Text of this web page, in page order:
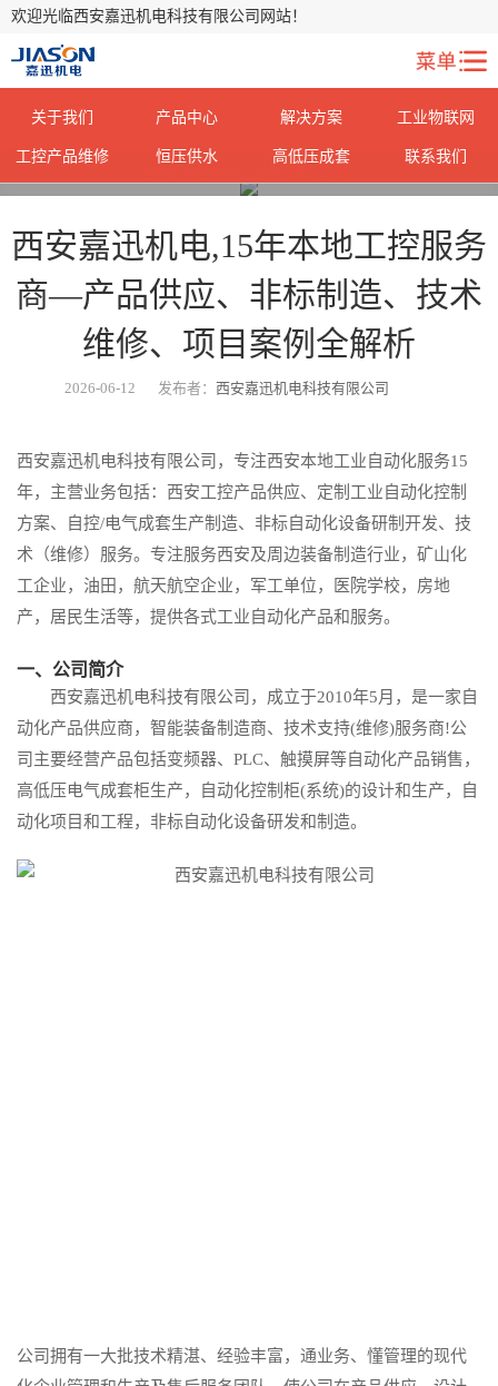
欢迎光临西安嘉迅机电科技有限公司网站！
关于我们 产品中心 解决方案 工业物联网
工控产品维修 恒压供水 高低压成套
联系我们
西安嘉迅机电,15年本地工控服务
商—产品供应、非标制造、技术
维修、项目案例全解析
2026-06-12 发布者： 西安嘉迅机电科技有限公司
西安嘉迅机电科技有限公司，专注西安本地工业自动化服务15
年，主营业务包括：西安工控产品供应、定制工业自动化控制
方案、自控/电气成套生产制造、非标自动化设备研制开发、技
术（维修）服务。专注服务西安及周边装备制造行业，矿山化
工企业，油田，航天航空企业，军工单位，医院学校，房地
产，居民生活等，提供各式工业自动化产品和服务。
一、公司简介
西安嘉迅机电科技有限公司，成立于2010年5月，是一家自
动化产品供应商，智能装备制造商、技术支持(维修)服务商!公
司主要经营产品包括变频器、PLC、触摸屏等自动化产品销售，
高低压电气成套柜生产，自动化控制柜(系统)的设计和生产，自
动化项目和工程，非标自动化设备研发和制造。
公司拥有一大批技术精湛、经验丰富，通业务、懂管理的现代